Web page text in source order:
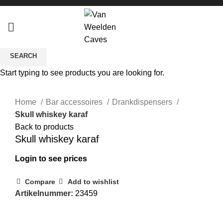
Home
Bar accessoires
Drankdispensers
Skull whiskey karaf
Back to products
Skull whiskey karaf
Login to see prices
Compare Add to wishlist
Artikelnummer: 23459
SEARCH
Start typing to see products you are looking for.